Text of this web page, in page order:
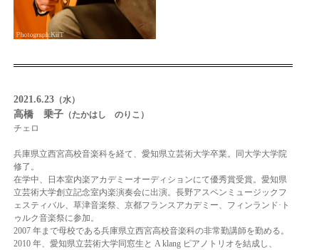
2021.6.23（水）
高橋 乗子（たかはし のりこ）
チェロ
兵庫県立西宮高校音楽科を経て、愛知県立芸術大学卒業。同大学大学院
修了。
在学中、日本室内楽アカデミーオーディションにて優秀賞受賞。愛知県
立芸術大学創立記念室内楽演奏会に出演。長野アスペンミュージックフ
ェスティバル、草津音楽祭、京都フランスアカデミー、フィンランド·ト
ゥルク音楽祭に参加。
2007 年まで母校である兵庫県立西宮高校音楽科の非常勤講師を勤める。
2010 年、愛知県立芸術大学同窓生と A klang ピアノトリオを結成し、